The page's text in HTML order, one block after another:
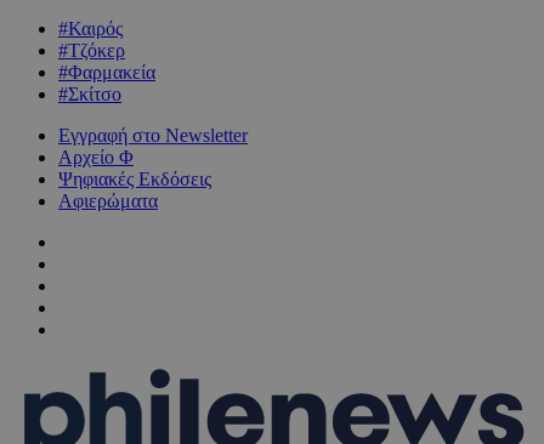
#Καιρός
#Τζόκερ
#Φαρμακεία
#Σκίτσο
Εγγραφή στο Newsletter
Αρχείο Φ
Ψηφιακές Εκδόσεις
Αφιερώματα